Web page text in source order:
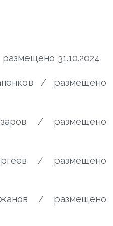
31.10.2024
/ размещено
/ размещено
/ размещено
/ размещено